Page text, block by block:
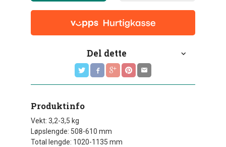
Del dette
Produktinfo
Vekt: 3,2-3,5 kg
Løpslengde: 508-610 mm
Total lengde: 1020-1135 mm